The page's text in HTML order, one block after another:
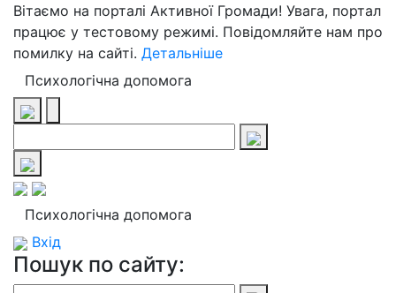
Вітаємо на порталі Активної Громади! Увага, портал
працює у тестовому режимі. Повідомляйте нам про
помилку на сайті. Детальніше
Психологічна допомога
Психологічна допомога
Вхід
Пошук по сайту: